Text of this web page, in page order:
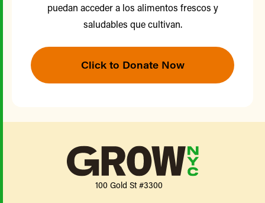
puedan acceder a los alimentos frescos y
saludables que cultivan.
Click to Donate Now
100 Gold St #3300